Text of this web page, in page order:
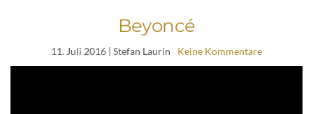
Beyoncé
11. Juli 2016 | Stefan Laurin Keine Kommentare